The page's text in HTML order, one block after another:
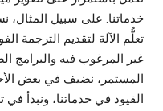
خدماتنا. على سبیل المثال،
تعلُّم الآلة لتقديم الترجمة
غیر المرغوب فیه والبرامج
المستمر، نضيف في بعض
القيود في خدماتنا، ونبدأ